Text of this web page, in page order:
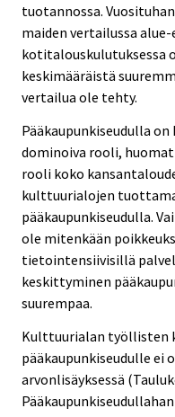
tuotannossa.
maiden vertailussa
kotitalouskulutuksessa
keskimääräistä
vertailua ole tehty.
Pääkaupunkiseudulla
dominoiva rooli,
rooli koko
kulttuurialojen
pääkaupunkiseudulla.
ole mitenkään
tietointensiivisillä
keskittyminen
suurempaa.
Kulttuurialan työllisten
pääkaupunkiseudulle ei
arvonlisäyksessä